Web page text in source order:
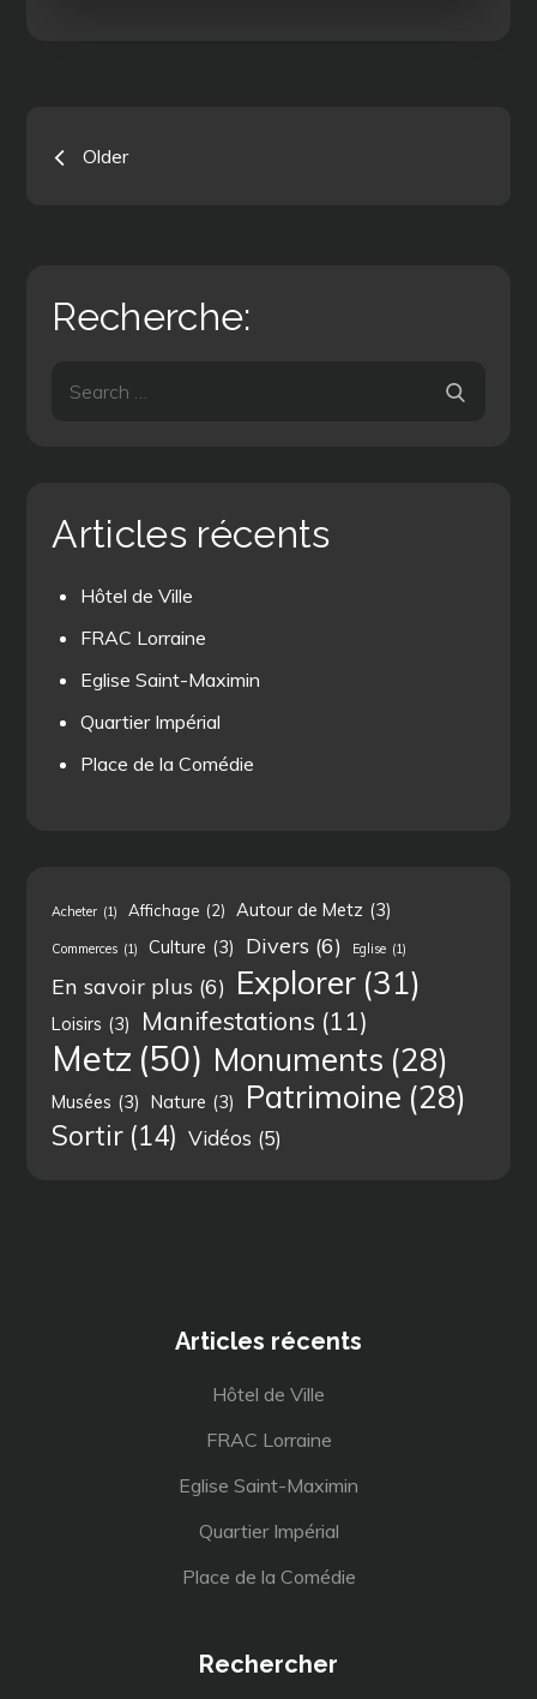
Navigation
Older
Recherche:
Articles récents
Hôtel de Ville
FRAC Lorraine
Eglise Saint-Maximin
Quartier Impérial
Place de la Comédie
Acheter (1) Affichage (2) Autour de Metz (3)
Commerces (1) Culture (3) Divers (6) Eglise (1)
En savoir plus (6) Explorer (31)
Loisirs (3) Manifestations (11)
Metz (50) Monuments (28)
Musées (3) Nature (3) Patrimoine (28)
Sortir (14) Vidéos (5)
Articles récents
Hôtel de Ville
FRAC Lorraine
Eglise Saint-Maximin
Quartier Impérial
Place de la Comédie
Rechercher